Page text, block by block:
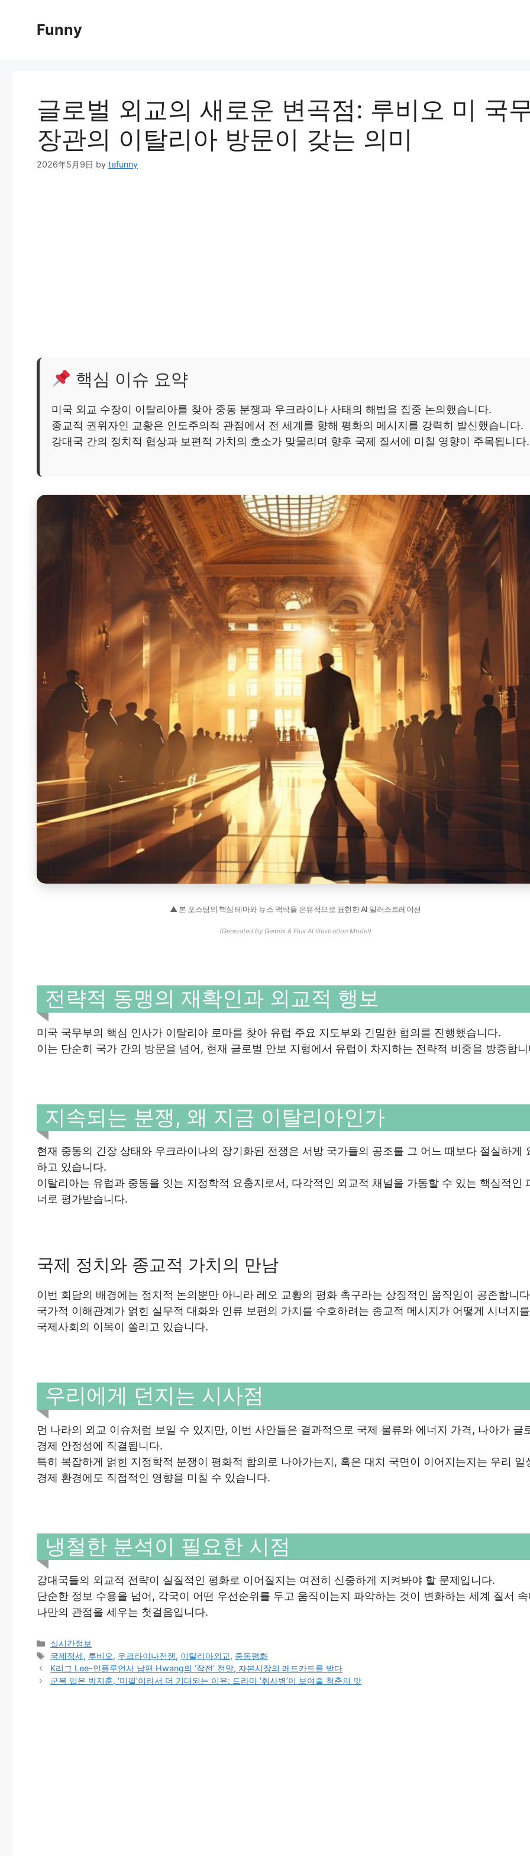
Funny
글로벌 외교의 새로운 변곡점: 루비오 미 국
장관의 이탈리아 방문이 갖는 의미
2026年5月9日 by tefunny
핵심 이슈 요약
미국 외교 수장이 이탈리아를 찾아 중동 분쟁과 우크라이나 사태의 해법을 집중 논의했습니다.
종교적 권위자인 교황은 인도주의적 관점에서 전 세계를 향해 평화의 메시지를 강력히 발신했습니다.
강대국 간의 정치적 협상과 보편적 가치의 호소가 맞물리며 향후 국제 질서에 미칠 영향이 주목됩니다.
▲ 본 포스팅의 핵심 테마와 뉴스 맥락을 은유적으로 표현한 AI 일러스트레이션
(Generated by Gemini & Flux AI Illustration Model)
전략적 동맹의 재확인과 외교적 행보
미국 국무부의 핵심 인사가 이탈리아 로마를 찾아 유럽 주요 지도부와 긴밀한 협의를 진행했습니다.
이는 단순히 국가 간의 방문을 넘어, 현재 글로벌 안보 지형에서 유럽이 차지하는 전략적 비중을 방증합
지속되는 분쟁, 왜 지금 이탈리아인가
현재 중동의 긴장 상태와 우크라이나의 장기화된 전쟁은 서방 국가들의 공조를 그 어느 때보다 절실하게
하고 있습니다.
이탈리아는 유럽과 중동을 잇는 지정학적 요충지로서, 다각적인 외교적 채널을 가동할 수 있는 핵심적인
너로 평가받습니다.
국제 정치와 종교적 가치의 만남
이번 회담의 배경에는 정치적 논의뿐만 아니라 레오 교황의 평화 촉구라는 상징적인 움직임이 공존합니
국가적 이해관계가 얽힌 실무적 대화와 인류 보편의 가치를 수호하려는 종교적 메시지가 어떻게 시너지
국제사회의 이목이 쏠리고 있습니다.
우리에게 던지는 시사점
먼 나라의 외교 이슈처럼 보일 수 있지만, 이번 사안들은 결과적으로 국제 물류와 에너지 가격, 나아가 글
경제 안정성에 직결됩니다.
특히 복잡하게 얽힌 지정학적 분쟁이 평화적 합의로 나아가는지, 혹은 대치 국면이 이어지는지는 우리 일
경제 환경에도 직접적인 영향을 미칠 수 있습니다.
냉철한 분석이 필요한 시점
강대국들의 외교적 전략이 실질적인 평화로 이어질지는 여전히 신중하게 지켜봐야 할 문제입니다.
단순한 정보 수용을 넘어, 각국이 어떤 우선순위를 두고 움직이는지 파악하는 것이 변화하는 세계 질서
나만의 관점을 세우는 첫걸음입니다.
Categories
실시간정보
Tags
국제정세, 루비오, 우크라이나전쟁, 이탈리아외교, 중동평화
K리그 Lee-인플루언서 남편 Hwang의 ‘작전’ 전말, 자본시장의 레드카드를 받다
군복 입은 박지훈, ‘미필’이라서 더 기대되는 이유: 드라마 ‘취사병’이 보여줄 청춘의 맛